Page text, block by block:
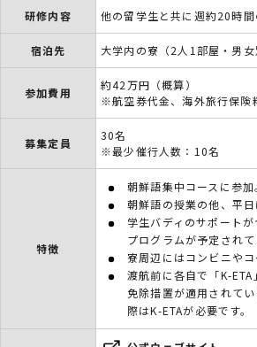
研修内容 他の留学生と共に週約20時
宿泊先 大学内の寮（2人1部屋・男女
参加費用
約42万円（概算）
※航空券代金、海外旅行保険
募集定員
30名
※最少催行人数：10名
特徴
朝鮮語集中コースに参
朝鮮語の授業の他、平
学生バディのサポート
プログラムが予定されて
寮周辺にはコンビニや
渡航前に各自で「K-
免除措置が適用されて
際はK-ETAが必要です。